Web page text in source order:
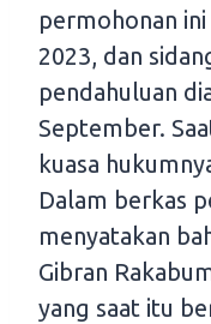
permohonan
2023, dan
pendahuluan
September.
kuasa
Dalam berkas
menyatakan
Gibran
yang saat itu